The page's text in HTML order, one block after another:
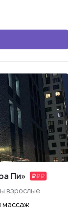
Пи»
взрослые
массаж